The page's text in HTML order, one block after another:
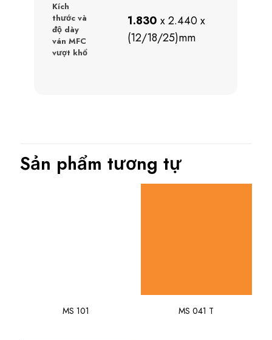
Kích
thước và
độ dày
ván MFC
vượt khổ
1.830 x 2.440 x
(12/18/25)mm
Sản phẩm tương tự
MS 101 MS 041 T